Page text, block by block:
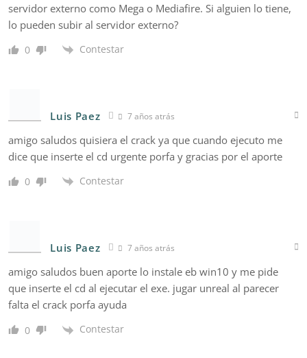
servidor externo como Mega o Mediafire. Si alguien lo tiene,
lo pueden subir al servidor externo?
0 Contestar
Luis Paez 7 años atrás
amigo saludos quisiera el crack ya que cuando ejecuto me
dice que inserte el cd urgente porfa y gracias por el aporte
0 Contestar
Luis Paez 7 años atrás
amigo saludos buen aporte lo instale eb win10 y me pide
que inserte el cd al ejecutar el exe. jugar unreal al parecer
falta el crack porfa ayuda
0 Contestar